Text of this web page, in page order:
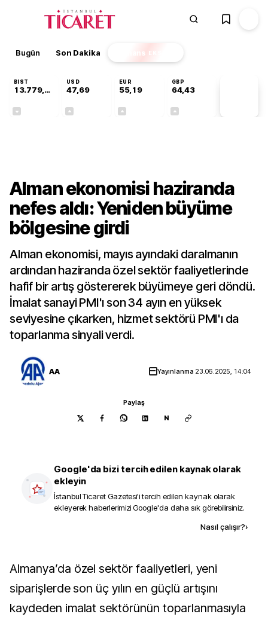
Bugün Son Dakika Finans EKSTRA
BIST
13.779,39
USD
47,69
EUR
55,19
GBP
64,43
Alman ekonomisi haziranda
nefes aldı: Yeniden büyüme
bölgesine girdi
Alman ekonomisi, mayıs ayındaki daralmanın
ardından haziranda özel sektör faaliyetlerinde
hafif bir artış göstererek büyümeye geri döndü.
İmalat sanayi PMI'ı son 34 ayın en yüksek
seviyesine çıkarken, hizmet sektörü PMI'ı da
toparlanma sinyali verdi.
AA Yayınlanma 23.06.2025, 14:04
Paylaş
N
Google'da bizi tercih edilen kaynak olarak
ekleyin
İstanbul Ticaret Gazetesi'i tercih edilen kaynak olarak
ekleyerek haberlerimizi Google'da daha sık görebilirsiniz.
Nasıl çalışır?›
Almanya’da özel sektör faaliyetleri, yeni
siparişlerde son üç yılın en güçlü artışını
kaydeden imalat sektörünün toparlanmasıyla